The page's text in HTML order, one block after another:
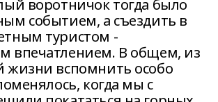
воротничок тогда было
событием, а съездить в
туристом -
впечатлением. В общем, из
жизни вспомнить особо
когда мы с